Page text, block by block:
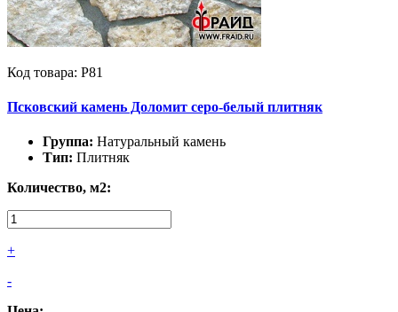
Код товара: Р81
Псковский камень Доломит серо-белый плитняк
Группа: Натуральный камень
Тип: Плитняк
Количество, м2:
+
-